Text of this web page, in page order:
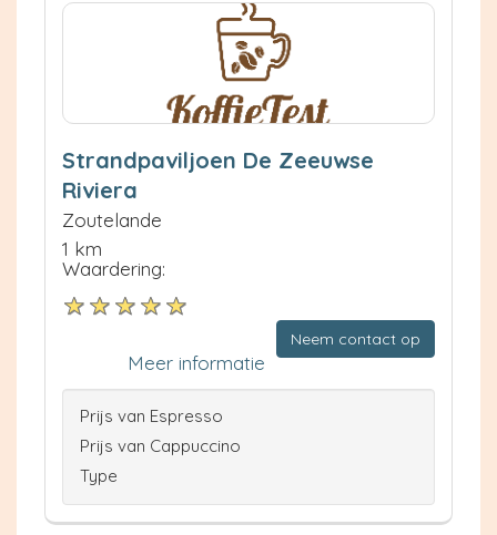
Strandpaviljoen De Zeeuwse
Riviera
Zoutelande
1 km
Waardering:
Neem contact op
Meer informatie
Prijs van Espresso
Prijs van Cappuccino
Type